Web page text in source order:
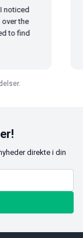
the
find
direkte i din